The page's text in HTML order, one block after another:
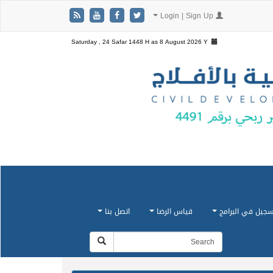
Saturday , 24 Safar 1448 H as8 August 2026 Y
في البرامج قياس الرضا اتصل بنا